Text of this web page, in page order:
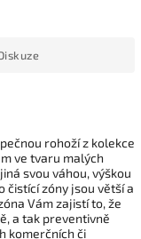
rohoží z kolekce
ve tvaru malých
svou váhou, výškou
čistící zóny jsou větší a
Vám zajistí to, že
a tak preventivně
komerčních či